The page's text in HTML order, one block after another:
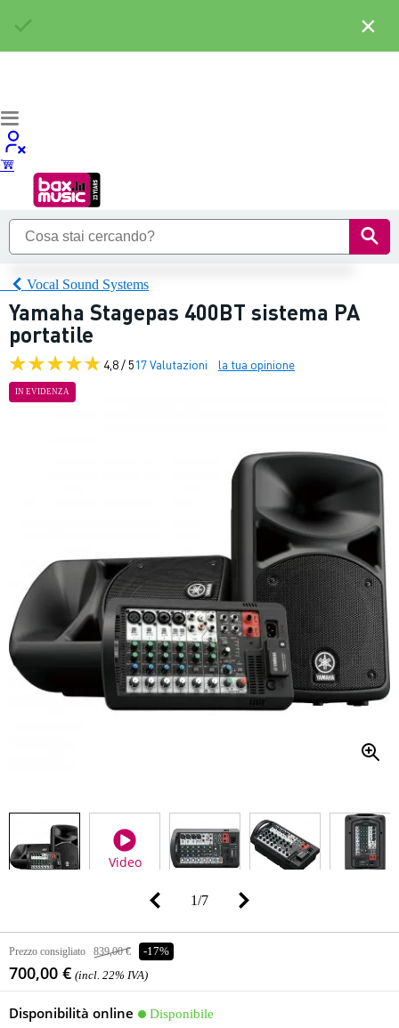
Vocal Sound Systems
Yamaha Stagepas 400BT sistema PA
portatile
4,8 / 517 Valutazioni la tua opinione
IN EVIDENZA
Video
1/7
Prezzo consigliato 839,00 € -17%
700,00 € (incl. 22% IVA)
Disponibilità online
Disponibile
×